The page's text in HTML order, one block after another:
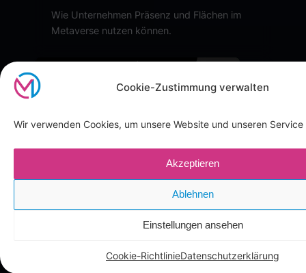
Cookie-Zustimmung verwalten
Wir verwenden Cookies, um unsere Website und unseren
Akzeptieren
Ablehnen
Einstellungen ansehen
Cookie-RichtlinieDatenschutzerklärung
Wie Unternehmen Präsenz und Flächen im
Metaverse nutzen können.
Für Verkäufer